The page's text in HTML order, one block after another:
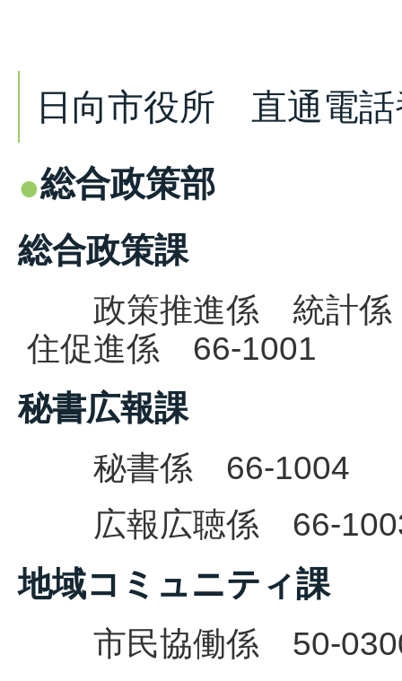
日向市役所 直通電話
総合政策部
総合政策課
政策推進係 統計係
住促進係 66-1001
秘書広報課
秘書係 66-1004
広報広聴係 66-
地域コミュニティ課
市民協働係 50-